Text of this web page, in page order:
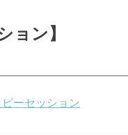
ョン】
ーセッション